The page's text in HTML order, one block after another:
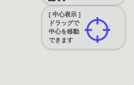
[ 中心表示 ]
ドラッグで
中心を移動
できます